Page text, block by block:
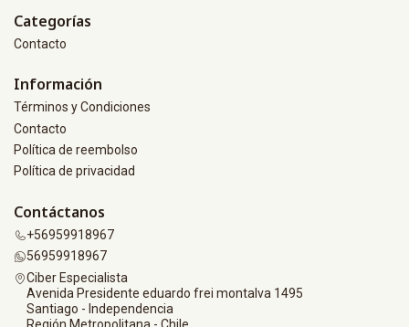
Categorías
Contacto
Información
Términos y Condiciones
Contacto
Política de reembolso
Política de privacidad
Contáctanos
+56959918967
56959918967
Ciber Especialista
Avenida Presidente eduardo frei montalva 1495
Santiago - Independencia
Región Metropolitana - Chile